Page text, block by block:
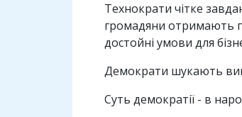
Технократи чітке
громадяни отримають
достойні умови для
Демократи шукають
Суть демократії - в